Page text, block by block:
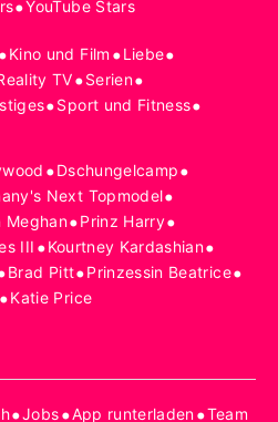
•YouTube Stars
•Kino und Film •Liebe•
TV•Serien•
•Sport und Fitness•
•Dschungelcamp•
Next Topmodel•
Meghan•Prinz Harry•
III •Kourtney Kardashian•
Brad Pitt•Prinzessin Beatrice•
•Katie Price
•Jobs•App runterladen•Team